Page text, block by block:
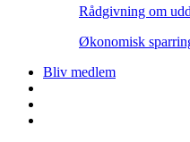
Rådgivning om
Økonomisk
Bliv medlem